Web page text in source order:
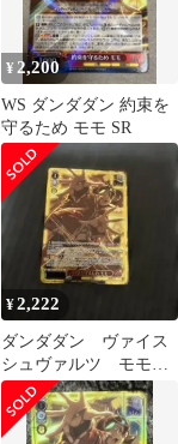
¥ 2,200
WS ダンダダン 約束を
守るため モモ SR
¥2,222
ダンダダン ヴァイス
シュヴァルツ モモ
約束を守るため SR